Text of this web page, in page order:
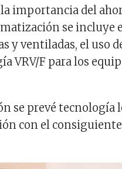
importancia del
se incluye
y ventiladas, el uso
VRV/F para los
se prevé tecnología
con el